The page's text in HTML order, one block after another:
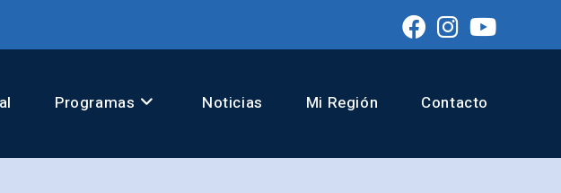
Programas Noticias Mi Región Contacto